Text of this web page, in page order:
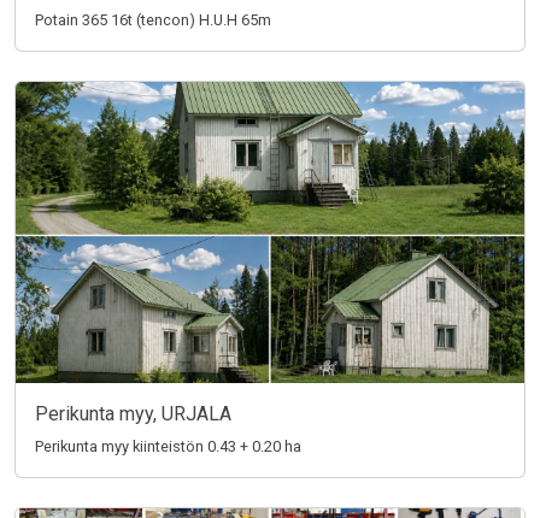
Potain 365 16t (tencon) H.U.H 65m
Perikunta myy, URJALA
Perikunta myy kiinteistön 0.43 + 0.20 ha